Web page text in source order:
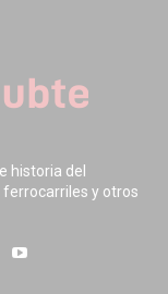
historia del
y otros